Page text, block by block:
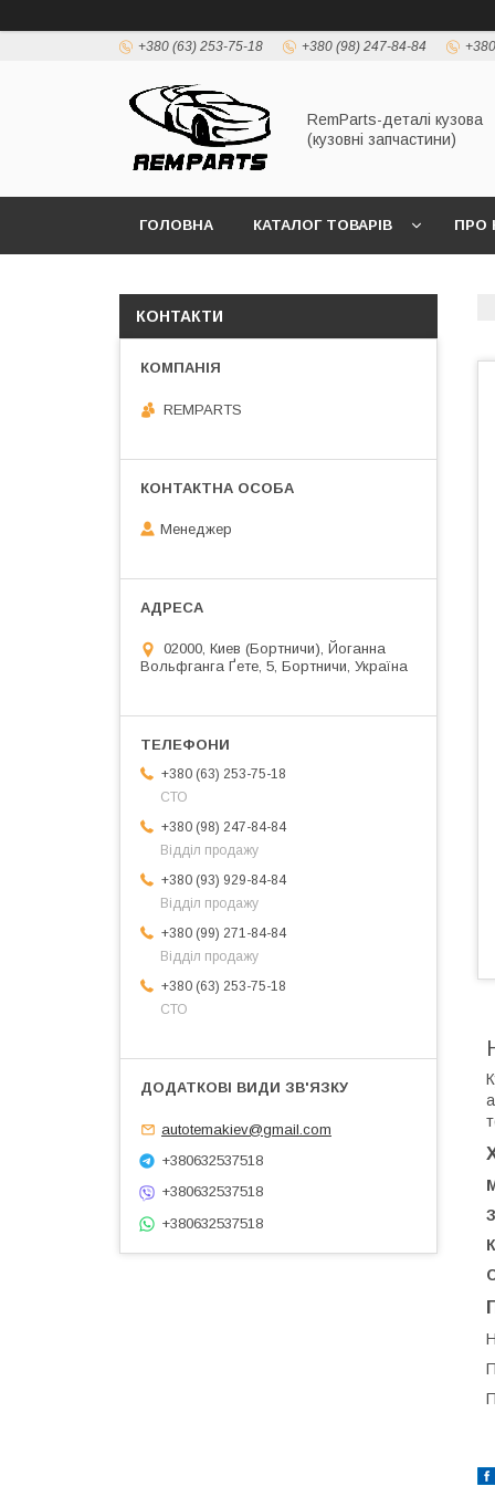
+380 (63) 253-75-18 +380 (98) 247-84-84
RemParts-деталі кузова
(кузовні запчастини)
ГОЛОВНА КАТАЛОГ ТОВАРІВ ПРО
КОНТАКТИ
REMPARTS
Менеджер
02000, Киев (Бортничи), Йоганна
Вольфганга Ґете, 5, Бортничи, Україна
+380 (63) 253-75-18
СТО
+380 (98) 247-84-84
Відділ продажу
+380 (93) 929-84-84
Відділ продажу
+380 (99) 271-84-84
Відділ продажу
+380 (63) 253-75-18
СТО
autotemakiev@gmail.com
+380632537518
+380632537518
+380632537518